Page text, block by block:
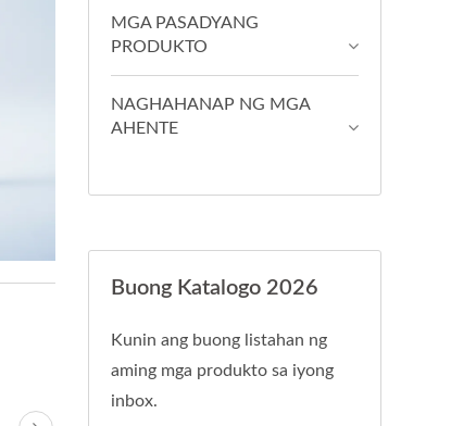
MGA PASADYANG
PRODUKTO
NAGHAHANAP NG MGA
AHENTE
Buong Katalogo 2026
Kunin ang buong listahan ng
aming mga produkto sa iyong
inbox.